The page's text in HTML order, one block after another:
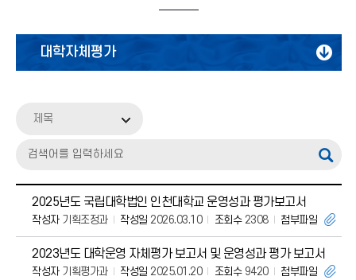
대학자체평가
통계연보
정보공시자료
대학자체평가
제목
2025년도 국립대학법인 인천대학교 운영성과 평가보고서
작성자기획조정과 작성일 2026.03.10 조회수2308 첨부파일
2023년도 대학운영 자체평가 보고서 및 운영성과 평가 보고서
작성자기획평가과 작성일 2025.01.20 조회수9420 첨부파일